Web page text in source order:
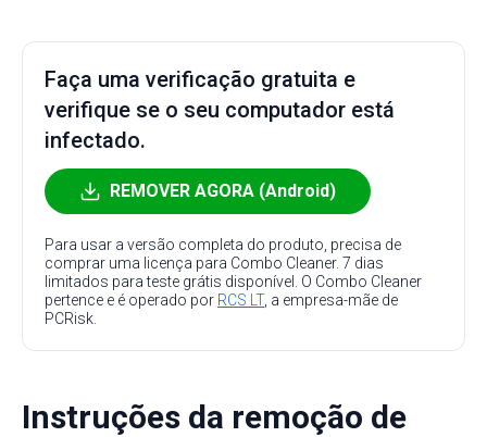
Faça uma verificação gratuita e
verifique se o seu computador está
infectado.
REMOVER AGORA (Android)
Para usar a versão completa do produto, precisa de
comprar uma licença para Combo Cleaner. 7 dias
limitados para teste grátis disponível. O Combo Cleaner
pertence e é operado por RCS LT, a empresa-mãe de
PCRisk.
Instruções da remoção de